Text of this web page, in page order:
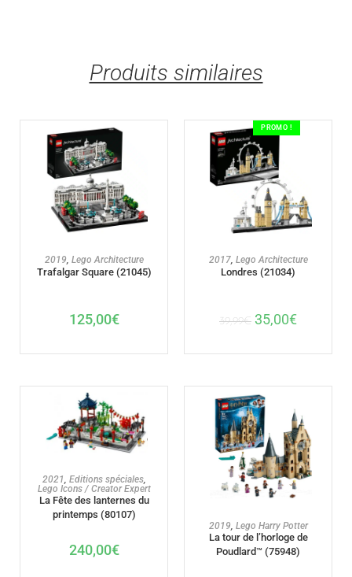
Produits similaires
AJOUTER AU PANIER
2019 Lego Architecture
Trafalgar Square (21045)
125,00€
PROMO !
AJOUTER AU PANIER
2017, Lego Architecture
Londres (21034)
39,99€ 35,00€
AJOUTER AU PANIER
2021, Editions spéciales,
Lego Icons / Creator Expert
La Fête des lanternes du
printemps (80107)
240,00€
2019 Lego Harry Potter
La tour de l’horloge de
Poudlard™ (75948)